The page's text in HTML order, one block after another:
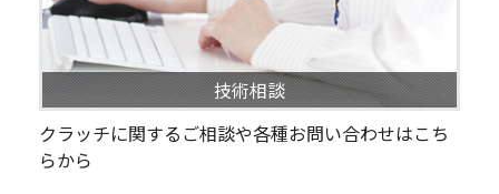
技術相談
クラッチに関するご相談や各種お問い合わせはこち
らから